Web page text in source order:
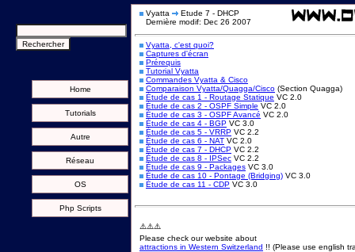
Home
Tutorials
Autre
Réseau
OS
Php Scripts
Vyatta
Etude 7 - DHCP
Dernière modif: Dec 26 2007
Vyatta, c'est quoi?
Captures d'écran
Prérequis
Tutorial Vyatta
Commandes Vyatta & Cisco
Comparaison Vyatta/Quagga/Cisco (Section Quagga)
Étude de cas 1 - Routage Statique VC 2.0
Étude de cas 2 - OSPF Simple VC 2.0
Étude de cas 3 - OSPF Avancé VC 2.0
Étude de cas 4 - BGP VC 3.0
Étude de cas 5 - VRRP VC 2.2
Étude de cas 6 - NAT VC 2.0
Étude de cas 7 - DHCP VC 2.2
Étude de cas 8 - IPSec VC 2.2
Étude de cas 9 - Packages VC 3.0
Étude de cas 10 - Pontage (Bridging) VC 3.0
Étude de cas 11 - CDP VC 3.0
⚠️⚠️⚠️
Please check our website about
attractions in Western Switzerland !! (Please use english